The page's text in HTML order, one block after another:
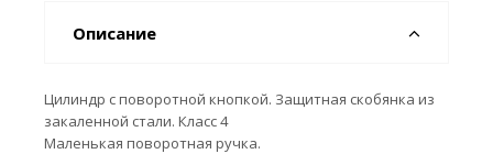
Описание
Цилиндр с поворотной кнопкой. Защитная скобянка из
закаленной стали. Класс 4
Маленькая поворотная ручка.